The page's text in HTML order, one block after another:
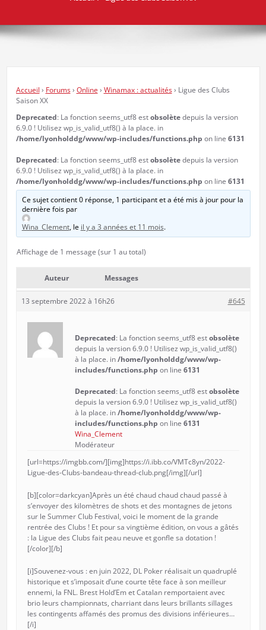
Accueil › Forums › Online › Winamax : actualités › Ligue des Clubs
Saison XX
Deprecated: La fonction seems_utf8 estobsolètedepuis la version
6.9.0 ! Utilisez wp_is_valid_utf8() à la place. in
/home/lyonholddg/www/wp-includes/functions.php on line 6131
Deprecated: La fonction seems_utf8 estobsolètedepuis la version
6.9.0 ! Utilisez wp_is_valid_utf8() à la place. in
/home/lyonholddg/www/wp-includes/functions.php on line 6131
Ce sujet contient 0 réponse, 1 participant et a été mis à jour pour la
dernière fois par
Wina_Clement, le il y a 3 années et 11 mois.
Affichage de 1 message (sur 1 au total)
Auteur Messages
13 septembre 2022 à 16h26 #645
Deprecated: La fonction seems_utf8 estobsolète
depuis la version 6.9.0 ! Utilisez wp_is_valid_utf8()
à la place. in/home/lyonholddg/www/wp-
includes/functions.php on line 6131
Deprecated: La fonction seems_utf8 estobsolète
depuis la version 6.9.0 ! Utilisez wp_is_valid_utf8()
à la place. in/home/lyonholddg/www/wp-
includes/functions.php on line 6131
Wina_Clement
Modérateur
[url=https://imgbb.com/][img]https://i.ibb.co/VMTc8yn/2022-
Ligue-des-Clubs-bandeau-thread-club.png[/img][/url]
[b][color=darkcyan]Après un été chaud chaud chaud passé à
s’envoyer des kilomètres de shots et des montagnes de jetons
sur le Summer Club Festival, voici le moment de la grande
rentrée des Clubs ! Et pour sa vingtième édition, on vous a gâtés
: la Ligue des Clubs fait peau neuve et gonfle sa dotation !
[/color][/b]
[i]Souvenez-vous : en juin 2022, DL Poker réalisait un quadruplé
historique et s’imposait d’une courte tête face à son meilleur
ennemi, la FNL. Brest Hold’Em et Catalan remportaient avec
brio leurs championnats, charriant dans leurs brillants sillages
les contingents affamés des promus des divisions inférieures…
[/i]